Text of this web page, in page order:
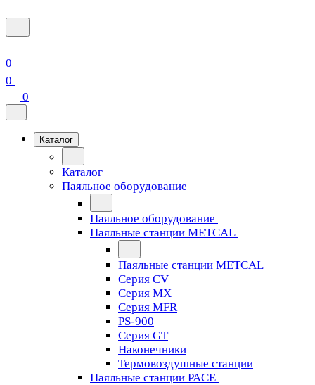
0
0
0
Каталог
Каталог
Паяльное оборудование
Паяльное оборудование
Паяльные станции METCAL
Паяльные станции METCAL
Серия CV
Серия MX
Серия MFR
PS-900
Серия GT
Наконечники
Термовоздушные станции
Паяльные станции PACE